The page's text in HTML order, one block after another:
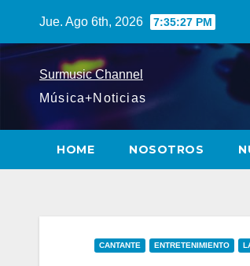
contenido
Jue. Ago 6th, 2026 7:35:28 PM
Surmusic Channel
Música+Noticias
HOME NOSOTROS
CANTANTE ENTRETENIMIENTO